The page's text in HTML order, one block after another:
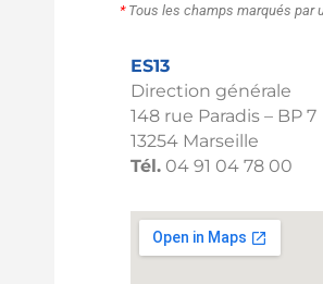
*Tous les champs marqués par
ES13
Direction générale
148 rue Paradis – BP 7
13254 Marseille
Tél. 04 91 04 78 00